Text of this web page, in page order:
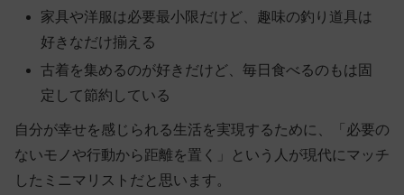
家具や洋服は必要最小限だけど、趣味の釣り道具は
好きなだけ揃える
古着を集めるのが好きだけど、毎日食べるのもは固
定して節約している
自分が幸せを感じられる生活を実現するために、「必要の
ないモノや行動から距離を置く」という人が現代にマッチ
したミニマリストだと思います。